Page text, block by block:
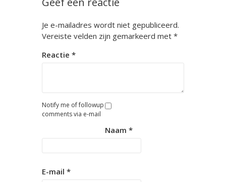
Je e-mailadres wordt niet gepubliceerd.
Vereiste velden zijn gemarkeerd met *
Reactie *
Notify me of followup
comments via e-mail
Naam *
E-mail *